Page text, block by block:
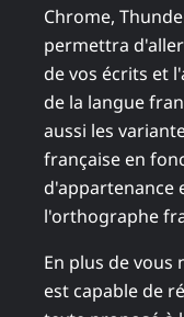
Chrome,
permettra
de vos écrits et
de la langue
aussi les
française en
d'appartenance
l'orthographe
En plus de
est capable de